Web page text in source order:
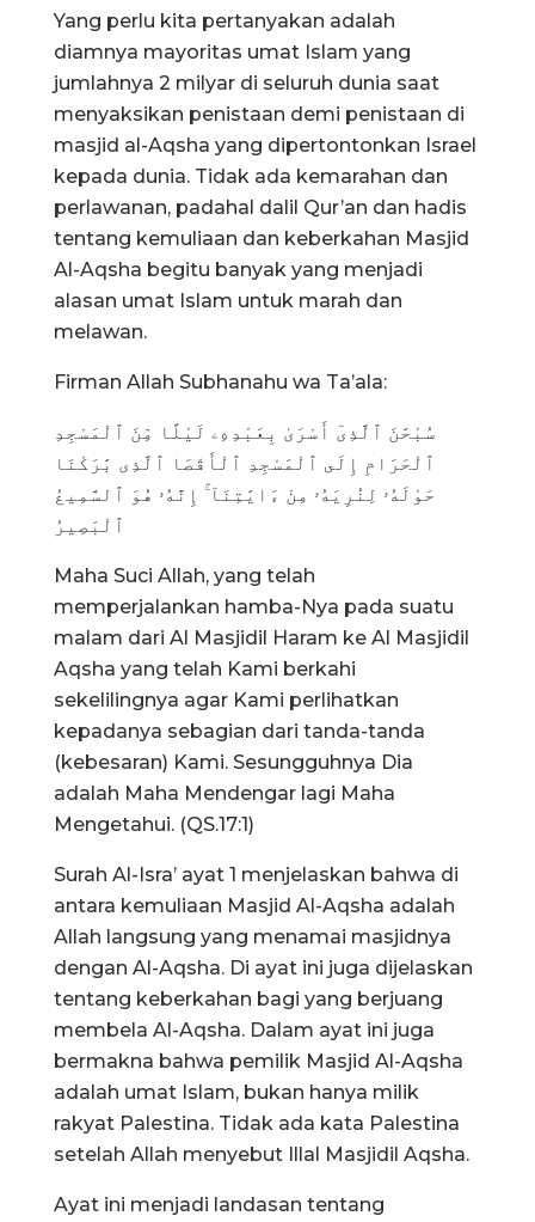
Yang perlu kita pertanyakan adalah
diamnya mayoritas umat Islam yang
jumlahnya 2 milyar di seluruh dunia saat
menyaksikan penistaan demi penistaan di
masjid al-Aqsha yang dipertontonkan Israel
kepada dunia. Tidak ada kemarahan dan
perlawanan, padahal dalil Qur’an dan hadis
tentang kemuliaan dan keberkahan Masjid
Al-Aqsha begitu banyak yang menjadi
alasan umat Islam untuk marah dan
melawan.
Firman Allah Subhanahu wa Ta’ala:
سُبْحَٰنَ ٱلَّذِىٓ أَسْرَىٰ بِعَبْدِهِۦ لَيْلًا مِّنَ ٱلْمَسْجِدِ
ٱلْحَرَامِ إِلَى ٱلْمَسْجِدِ ٱلْأَقْصَا ٱلَّذِى بَٰرَكْنَا
حَوْلَهُۥ لِنُرِيَهُۥ مِنْ ءَايَٰتِنَآ ۚ إِنَّهُۥ هُوَ ٱلسَّمِيعُ
ٱلْبَصِيرُ
Maha Suci Allah, yang telah
memperjalankan hamba-Nya pada suatu
malam dari Al Masjidil Haram ke Al Masjidil
Aqsha yang telah Kami berkahi
sekelilingnya agar Kami perlihatkan
kepadanya sebagian dari tanda-tanda
(kebesaran) Kami. Sesungguhnya Dia
adalah Maha Mendengar lagi Maha
Mengetahui. (QS.17:1)
Surah Al-Isra’ ayat 1 menjelaskan bahwa di
antara kemuliaan Masjid Al-Aqsha adalah
Allah langsung yang menamai masjidnya
dengan Al-Aqsha. Di ayat ini juga dijelaskan
tentang keberkahan bagi yang berjuang
membela Al-Aqsha. Dalam ayat ini juga
bermakna bahwa pemilik Masjid Al-Aqsha
adalah umat Islam, bukan hanya milik
rakyat Palestina. Tidak ada kata Palestina
setelah Allah menyebut Illal Masjidil Aqsha.
Ayat ini menjadi landasan tentang